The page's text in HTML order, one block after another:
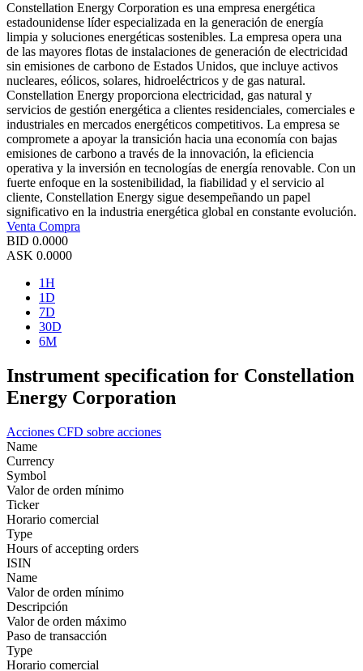
Constellation Energy Corporation es una empresa energética
estadounidense líder especializada en la generación de energía
limpia y soluciones energéticas sostenibles. La empresa opera una
de las mayores flotas de instalaciones de generación de electricidad
sin emisiones de carbono de Estados Unidos, que incluye activos
nucleares, eólicos, solares, hidroeléctricos y de gas natural.
Constellation Energy proporciona electricidad, gas natural y
servicios de gestión energética a clientes residenciales, comerciales e
industriales en mercados energéticos competitivos. La empresa se
compromete a apoyar la transición hacia una economía con bajas
emisiones de carbono a través de la innovación, la eficiencia
operativa y la inversión en tecnologías de energía renovable. Con un
fuerte enfoque en la sostenibilidad, la fiabilidad y el servicio al
cliente, Constellation Energy sigue desempeñando un papel
significativo en la industria energética global en constante evolución.
Venta Compra
BID 0.0000
ASK 0.0000
1H
1D
7D
30D
6M
Instrument specification for Constellation
Energy Corporation
Acciones CFD sobre acciones
Name
Currency
Symbol
Valor de orden mínimo
Ticker
Horario comercial
Type
Hours of accepting orders
ISIN
Name
Valor de orden mínimo
Descripción
Valor de orden máximo
Paso de transacción
Type
Horario comercial